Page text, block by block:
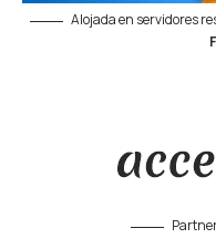
Alojada en servidores